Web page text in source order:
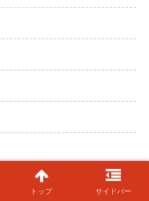
トップ サイドバー